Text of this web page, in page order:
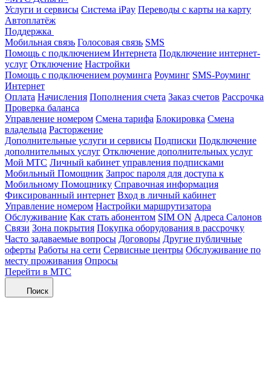
Услуги и сервисы Система iPay Переводы с карты на карту
Автоплатёж
Поддержка
Мобильная связь Голосовая связь SMS
Помощь с подключением Интернета Подключение интернет-
услуг Отключение Настройки
Помощь с подключением роуминга Роуминг SMS-Роуминг
Интернет
Оплата Начисления Пополнения счета Заказ счетов Рассрочка
Проверка баланса
Управление номером Смена тарифа Блокировка Смена
владельца Расторжение
Дополнительные услуги и сервисы Подписки Подключение
дополнительных услуг Отключение дополнительных услуг
Мой МТС Личный кабинет управления подписками
Мобильный Помощник Запрос пароля для доступа к
Мобильному Помощнику Справочная информация
Фиксированный интернет Вход в личный кабинет
Управление номером Настройки маршрутизатора
Обслуживание Как стать абонентом SIM ON Адреса Салонов
Связи Зона покрытия Покупка оборудования в рассрочку
Часто задаваемые вопросы Договоры Другие публичные
оферты Работы на сети Сервисные центры Обслуживание по
месту проживания Опросы
Перейти в МТС
Поиск